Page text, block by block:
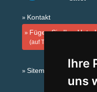
Ihre
uns
Kontakt
Fügen Sie Ihre
(auf Tschechisch)
Sitemap